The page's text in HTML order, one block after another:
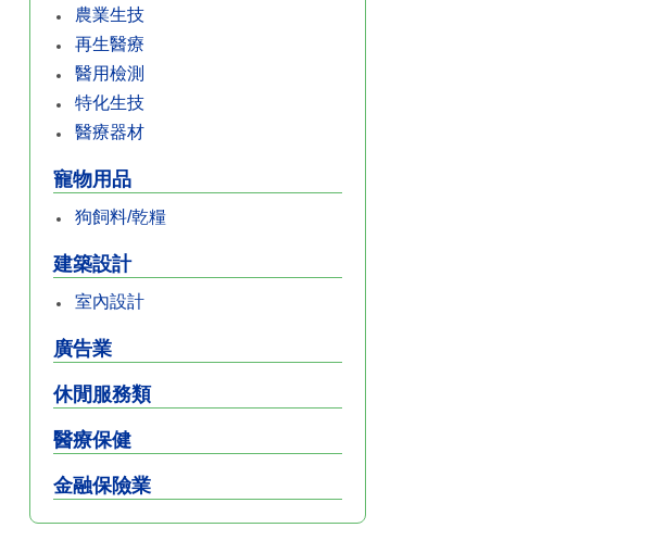
農業生技
再生醫療
醫用檢測
特化生技
醫療器材
寵物用品
狗飼料/乾糧
建築設計
室內設計
廣告業
休閒服務類
醫療保健
金融保險業